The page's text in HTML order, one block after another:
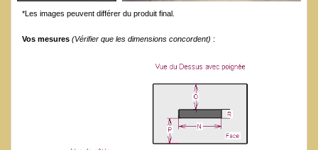
*Les images peuvent différer du produit final.
Vos mesures (Vérifier que les dimensions concordent) :